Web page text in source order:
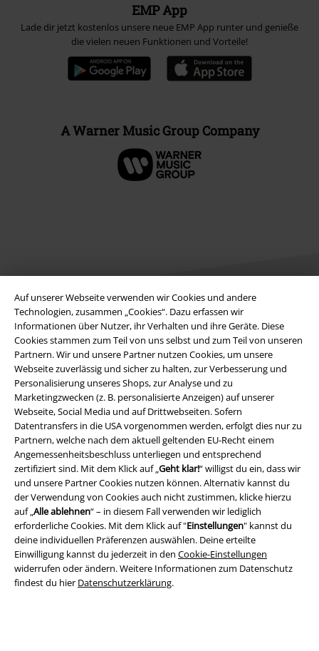
Auf unserer Webseite verwenden wir Cookies und andere
Technologien, zusammen „Cookies“. Dazu erfassen wir
Informationen über Nutzer, ihr Verhalten und ihre Geräte. Diese
Cookies stammen zum Teil von uns selbst und zum Teil von unseren
Partnern. Wir und unsere Partner nutzen Cookies, um unsere
Webseite zuverlässig und sicher zu halten, zur Verbesserung und
Personalisierung unseres Shops, zur Analyse und zu
Marketingzwecken (z. B. personalisierte Anzeigen) auf unserer
Webseite, Social Media und auf Drittwebseiten. Sofern
Datentransfers in die USA vorgenommen werden, erfolgt dies nur zu
Partnern, welche nach dem aktuell geltenden EU-Recht einem
Angemessenheitsbeschluss unterliegen und entsprechend
zertifiziert sind. Mit dem Klick auf „Geht klar!“ willigst du ein, dass wir
und unsere Partner Cookies nutzen können. Alternativ kannst du
der Verwendung von Cookies auch nicht zustimmen, klicke hierzu
auf „Alle ablehnen“ – in diesem Fall verwenden wir lediglich
erforderliche Cookies. Mit dem Klick auf "Einstellungen" kannst du
deine individuellen Präferenzen auswählen. Deine erteilte
Einwilligung kannst du jederzeit in den Cookie-Einstellungen
widerrufen oder ändern. Weitere Informationen zum Datenschutz
findest du hier Datenschutzerklärung.
EMP App
Lade dir jetzt kostenlos unsere neue EMP App runter und genieße
die vielen neuen Funktionen und Vorteile!
A Warner Music Group Company
Rechtliches
AGB
Impressum
Datenschutz
Entsorgung und Umweltschutz
Konformitätserklärung
Information zur Barrierefreiheit
Cookie-Einstellungen
Vertrag widerrufen